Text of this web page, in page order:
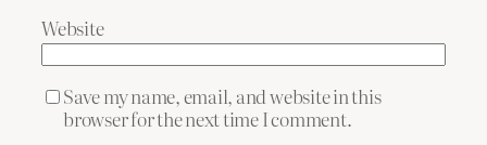
Website
Save my name, email, and website in this
browser for the next time I comment.